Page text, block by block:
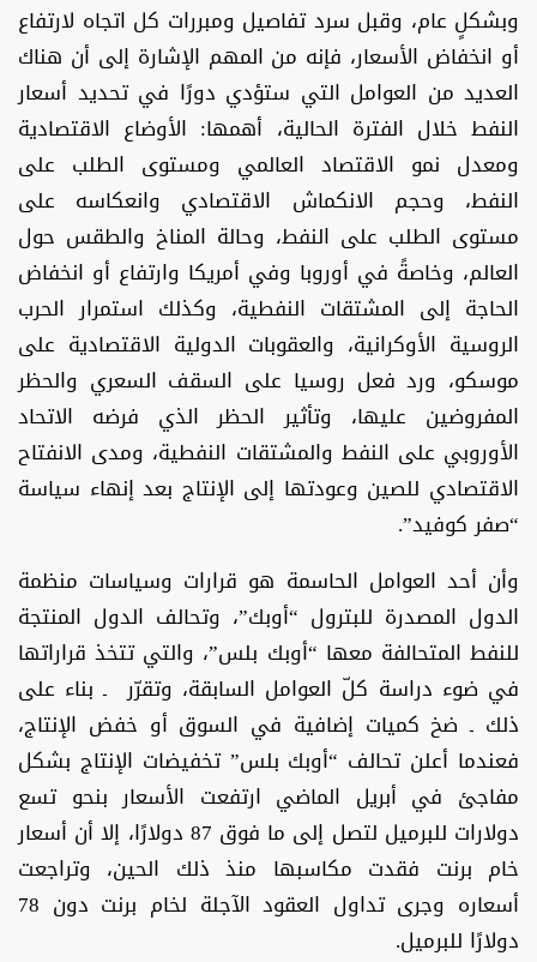
وبشكلٍ عام، وقبل سرد تفاصيل ومبررات كل اتجاه لارتفاع
أو انخفاض الأسعار، فإنه من المهم الإشارة إلى أن هناك
العديد من العوامل التي ستؤدي دورًا في تحديد أسعار
النفط خلال الفترة الحالية، أهمها: الأوضاع الاقتصادية
ومعدل نمو الاقتصاد العالمي ومستوى الطلب على
النفط، وحجم الانكماش الاقتصادي وانعكاسه على
مستوى الطلب على النفط، وحالة المناخ والطقس حول
العالم، وخاصةً في أوروبا وفي أمريكا وارتفاع أو انخفاض
الحاجة إلى المشتقات النفطية، وكذلك استمرار الحرب
الروسية الأوكرانية، والعقوبات الدولية الاقتصادية على
موسكو، ورد فعل روسيا على السقف السعري والحظر
المفروضين عليها، وتأثير الحظر الذي فرضه الاتحاد
الأوروبي على النفط والمشتقات النفطية، ومدى الانفتاح
الاقتصادي للصين وعودتها إلى الإنتاج بعد إنهاء سياسة
“صفر كوفيد”.
وأن أحد العوامل الحاسمة هو قرارات وسياسات منظمة
الدول المصدرة للبترول “أوبك”، وتحالف الدول المنتجة
للنفط المتحالفة معها “أوبك بلس”، والتي تتخذ قراراتها
في ضوء دراسة كلّ العوامل السابقة، وتقرّر ـ بناء على
ذلك ـ ضخ كميات إضافية في السوق أو خفض الإنتاج،
فعندما أعلن تحالف “أوبك بلس” تخفيضات الإنتاج بشكل
مفاجئ في أبريل الماضي ارتفعت الأسعار بنحو تسع
دولارات للبرميل لتصل إلى ما فوق 87 دولارًا، إلا أن أسعار
خام برنت فقدت مكاسبها منذ ذلك الحين، وتراجعت
أسعاره وجرى تداول العقود الآجلة لخام برنت دون 78
دولارًا للبرميل.